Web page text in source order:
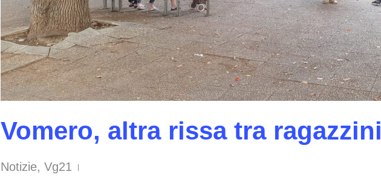
Vomero, altra rissa tra ragazzini
Notizie, Vg21